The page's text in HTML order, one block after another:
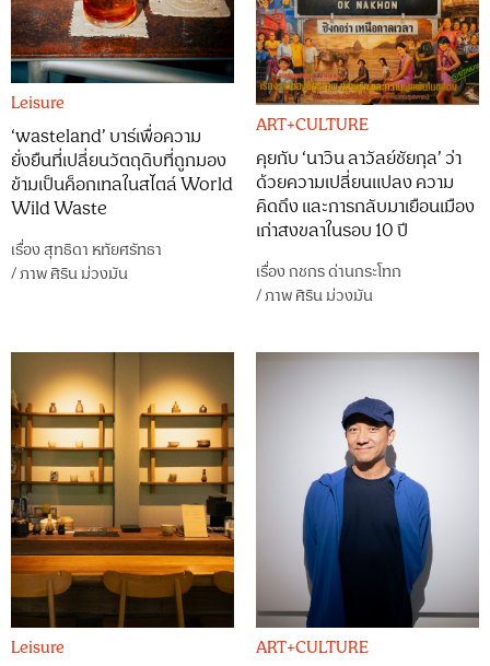
Leisure
‘wasteland’ บาร์เพื่อความ
ยั่งยืนที่เปลี่ยนวัตถุดิบที่ถูกมอง
ข้ามเป็นค็อกเทลในสไตล์ World
Wild Waste
เรื่องสุทธิดา หทัยศรัทธา
/ภาพศิริน ม่วงมัน
ART+CULTURE
คุยกับ ‘นาวิน ลาวัลย์ชัยกุล’ ว่า
ด้วยความเปลี่ยนแปลง ความ
คิดถึง และการกลับมาเยือนเมือง
เก่าสงขลาในรอบ 10 ปี
เรื่อง กชกร ด่านกระโทก
/ภาพศิริน ม่วงมัน
Leisure ART+CULTURE